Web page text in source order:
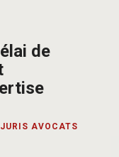
de
AVOCATS